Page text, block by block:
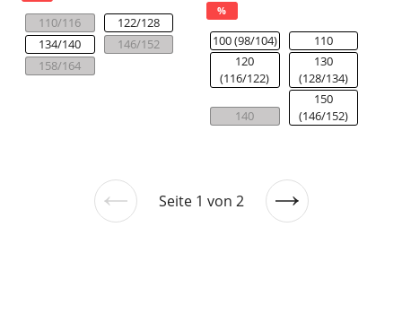
110/116
122/128
134/140
146/152
158/164
%
100 (98/104)
110
120
(116/122)
130
(128/134)
140
150
(146/152)
VorherigeSeite 1 von 2
Nächste